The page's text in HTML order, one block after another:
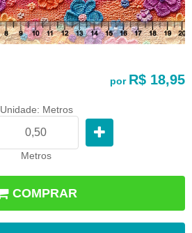
por R$ 18,95
Unidade: Metros
Metros
COMPRAR